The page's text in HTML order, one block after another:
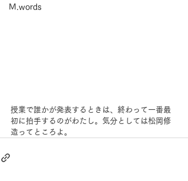
M.words
授業で誰かが発表するときは、終わって一番最
初に拍手するのがわたし。気分としては松岡修
造ってところよ。